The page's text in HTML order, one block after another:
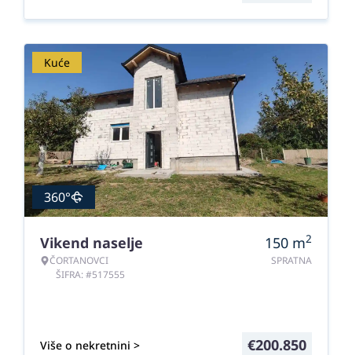
Kuće
360°
Vikend naselje
ČORTANOVCI
ŠIFRA: #517555
150 m2
SPRATNA
Više o nekretnini > €200.850